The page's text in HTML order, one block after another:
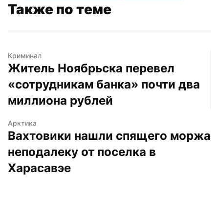
Также по теме
Криминал
Житель Ноябрьска перевел
«сотрудникам банка» почти два
миллиона рублей
Арктика
Вахтовики нашли спящего моржа
неподалеку от поселка в
Харасавэе